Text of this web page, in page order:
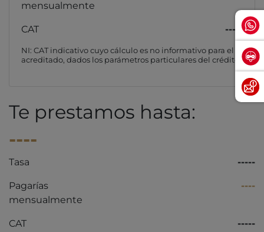
mensualmente
CAT -----
NI: CAT indicativo cuyo cálculo es no informativo para el
acreditado, dados los parámetros particulares del crédito
Te prestamos hasta:
----
Tasa -----
Pagarías
mensualmente
----
CAT -----